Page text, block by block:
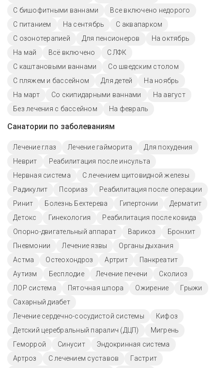
С бишофитными ваннами
Все включено недорого
С питанием
На сентябрь
С аквапарком
С озонотерапией
Для пенсионеров
На октябрь
На май
Всё включено
С ЛФК
С каштановыми ваннами
Со шведским столом
С пляжем и бассейном
Для детей
На ноябрь
На март
Со скипидарными ваннами
На август
Без лечения с бассейном
На февраль
Санатории по заболеваниям
Лечение глаз Лечение гайморита
Для похудения
Неврит
Реабилитация после инсульта
Нервная система
С лечением щитовидной железы
Радикулит
Псориаз
Реабилитация после операции
Ринит
Болезнь Бехтерева Гипертонии
Дерматит
Детокс
Гинекология
Реабилитация после ковида
Опорно-двигательный аппарат
Варикоз
Бронхит
Пневмонии
Лечение язвы
Органы дыхания
Астма
Остеохондроз Артрит
Панкреатит
Аутизм
Бесплодие Лечение печени
Сколиоз
ЛОР система
Пяточная шпора Ожирение
Грыжи
Сахарный диабет
Лечение сердечно-сосудистой системы
Кифоз
Детский церебральный паралич (ДЦП)
Мигрень
Геморрой
Синусит
Эндокринная система
Артроз
С лечением суставов
Гастрит